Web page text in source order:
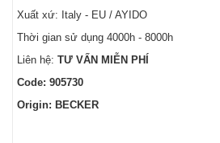
Xuất xứ: Italy - EU / AYIDO
Thời gian sử dụng 4000h - 8000h
Liên hệ: TƯ VẤN MIỄN PHÍ
Code: 905730
Origin: BECKER